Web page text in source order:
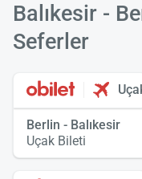
Balıkesir -
Seferler
Berlin - Balıkesir
Uçak Bileti